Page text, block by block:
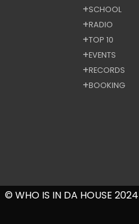
SCHOOL
RADIO
TOP 10
EVENTS
RECORDS
BOOKING
© WHO IS IN DA HOUSE 2024